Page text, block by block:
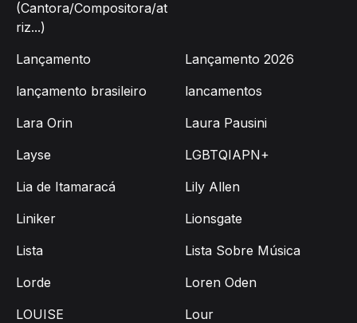
(Cantora/Compositora/at
riz...)
Lançamento
Lançamento 2026
lançamento brasileiro
lancamentos
Lara Orin
Laura Pausini
Layse
LGBTQIAPN+
Lia de Itamaracá
Lily Allen
Liniker
Lionsgate
Lista
Lista Sobre Música
Lorde
Loren Oden
LOUISE
Lour